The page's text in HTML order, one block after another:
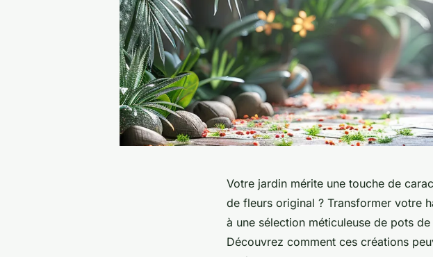
Votre jardin mérite une touche de
de fleurs original ? Transformer votre
à une sélection méticuleuse de pots
Découvrez comment ces créations